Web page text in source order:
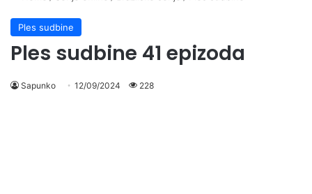
Ples sudbine
Ples sudbine 41 epizoda
Sapunko 12/09/2024 228